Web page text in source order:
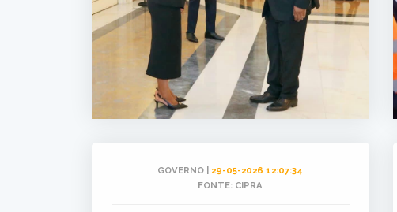
GOVERNO |29-05-2026 12:07:34
FONTE: CIPRA